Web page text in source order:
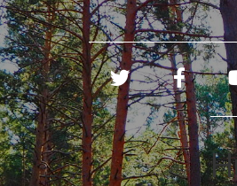
Redes